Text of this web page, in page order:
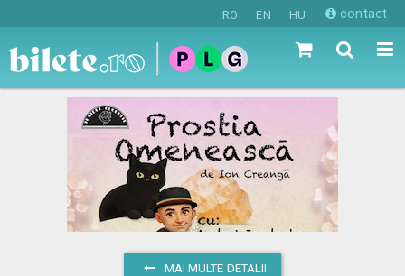
RO EN HU contact
MAI MULTE DETALII